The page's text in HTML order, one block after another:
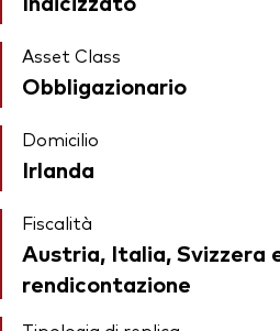
Asset Class
Obbligazionario
Domicilio
Irlanda
Fiscalità
Austria, Italia, Svizzera
rendicontazione